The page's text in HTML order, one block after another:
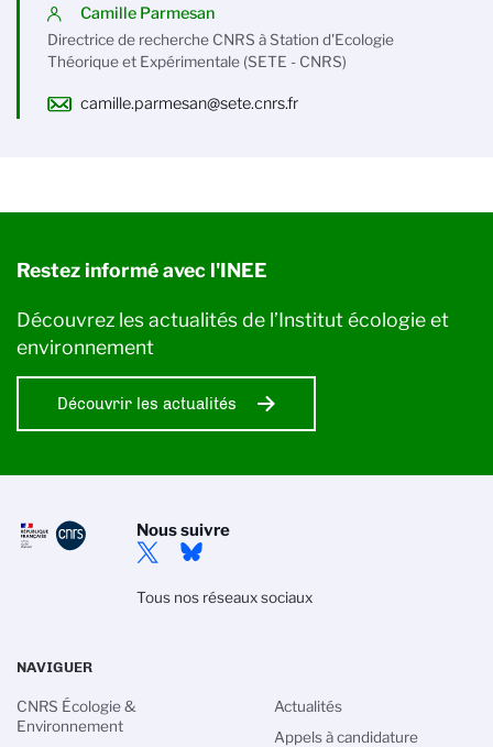
Camille Parmesan
Directrice de recherche CNRS à Station d'Ecologie
Théorique et Expérimentale (SETE - CNRS)
camille.parmesan@sete.cnrs.fr
Restez informé avec l'INEE
Découvrez les actualités de l’Institut écologie et
environnement
Découvrir les actualités
Nous suivre
Tous nos réseaux sociaux
NAVIGUER
CNRS Écologie &
Environnement
Actualités
Appels à candidature